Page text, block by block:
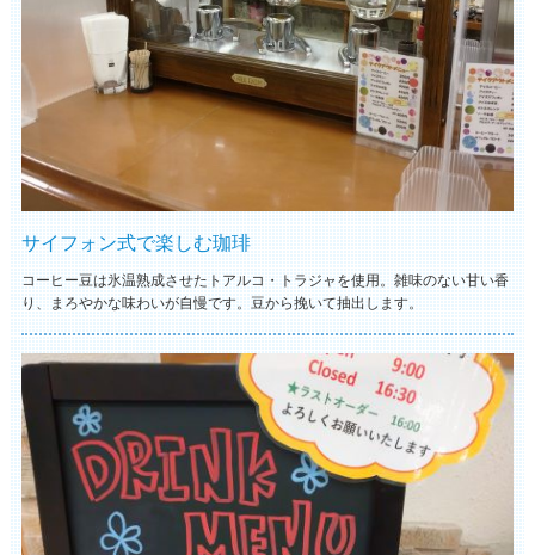
サイフォン式で楽しむ珈琲
コーヒー豆は氷温熟成させたトアルコ・トラジャを使用。雑味のない甘い香
り、まろやかな味わいが自慢です。豆から挽いて抽出します。